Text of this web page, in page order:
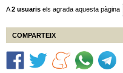
A2 usuaris els agrada aquesta pàgina
COMPARTEIX